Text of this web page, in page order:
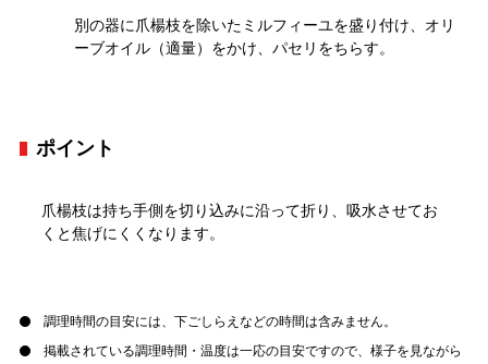
別の器に爪楊枝を除いたミルフィーユを盛り付け、オリ
ーブオイル（適量）をかけ、パセリをちらす。
ポイント
爪楊枝は持ち手側を切り込みに沿って折り、吸水させてお
くと焦げにくくなります。
調理時間の目安には、下ごしらえなどの時間は含みません。
掲載されている調理時間・温度は一応の目安ですので、様子を見ながら